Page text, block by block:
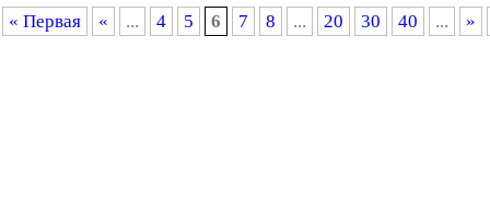
« Первая « ... 4 5 6 7 8 ... 20 30 40 ... »